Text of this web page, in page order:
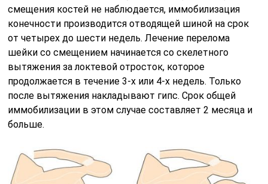
смещения костей не наблюдается, иммобилизация
конечности производится отводящей шиной на срок
от четырех до шести недель. Лечение перелома
шейки со смещением начинается со скелетного
вытяжения за локтевой отросток, которое
продолжается в течение 3-х или 4-х недель. Только
после вытяжения накладывают гипс. Срок общей
иммобилизации в этом случае составляет 2 месяца и
больше.